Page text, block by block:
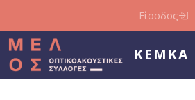
Είσοδος
ΚΕΜΚΑ